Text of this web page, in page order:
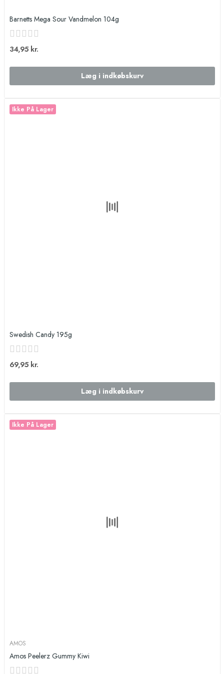
Barnetts Mega Sour Vandmelon 104g
34,95 kr.
Læg i indkøbskurv
Ikke På Lager
Swedish Candy 195g
69,95 kr.
Læg i indkøbskurv
Ikke På Lager
AMOS
Amos Peelerz Gummy Kiwi